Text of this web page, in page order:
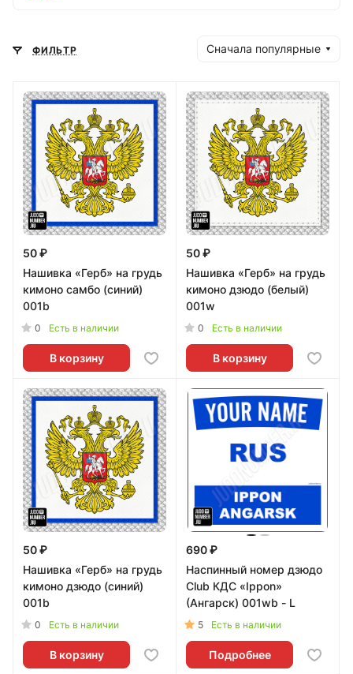
ФИЛЬТР Сначала популярные
50 ₽
Нашивка «Герб» на грудь
кимоно самбо (синий)
001b
0 Есть в наличии
В корзину
50 ₽
Нашивка «Герб» на грудь
кимоно дзюдо (белый)
001w
0 Есть в наличии
В корзину
50 ₽
Нашивка «Герб» на грудь
кимоно дзюдо (синий)
001b
0 Есть в наличии
В корзину
690 ₽
Наспинный номер дзюдо
Club КДС «Ippon»
(Ангарск) 001wb - L
5 Есть в наличии
Подробнее